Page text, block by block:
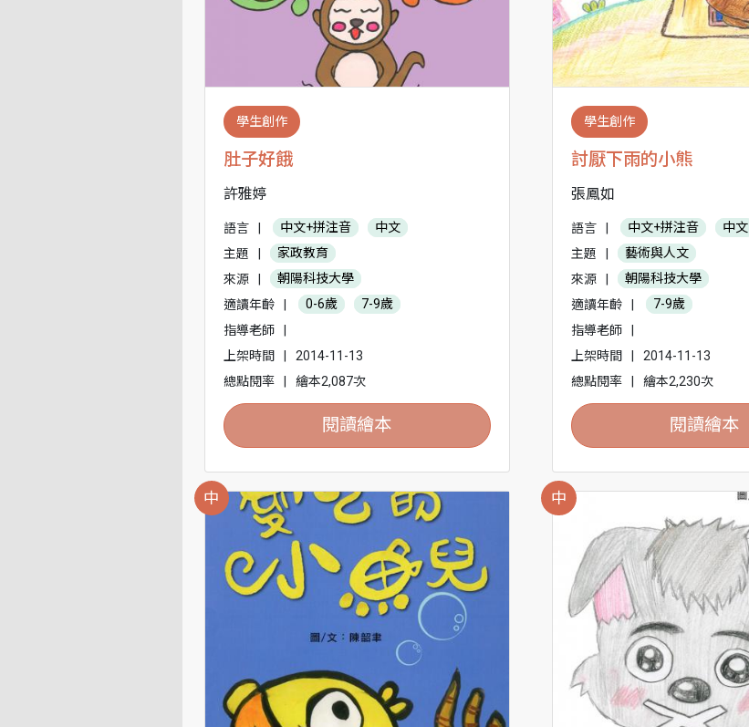
學生創作
肚子好餓
許雅婷
語言 中文+拼注音
中文
主題
家政教育
來源
朝陽科技大學
適讀年齡
0-6歲
7-9歲
指導老師
上架時間
2014-11-13
總點閱率
繪本2,087次
閱讀繪本
學生創作
討厭下雨的小熊
張鳳如
語言 中文+拼注音
中文
主題
藝術與人文
來源
朝陽科技大學
適讀年齡
7-9歲
指導老師
上架時間
2014-11-13
總點閱率
繪本2,230次
閱讀繪本
中 中